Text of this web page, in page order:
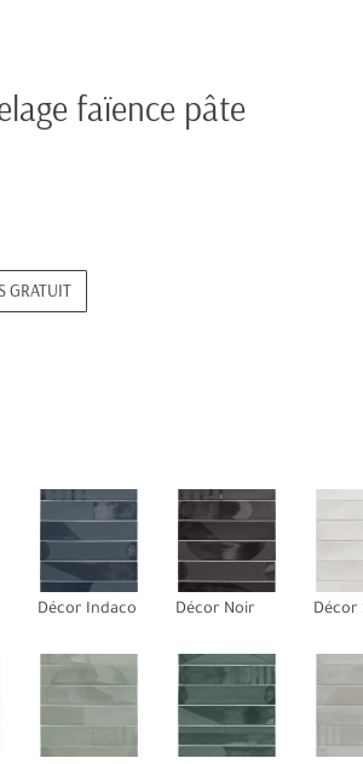
faïence pâte
GRATUIT
Décor Indaco Décor Noir Décor